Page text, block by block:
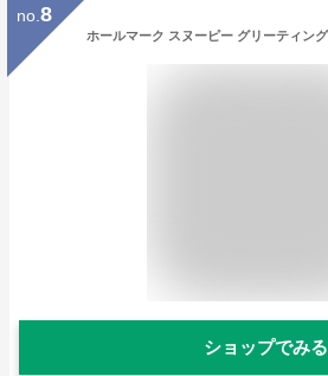
no. 8
ショップでみる